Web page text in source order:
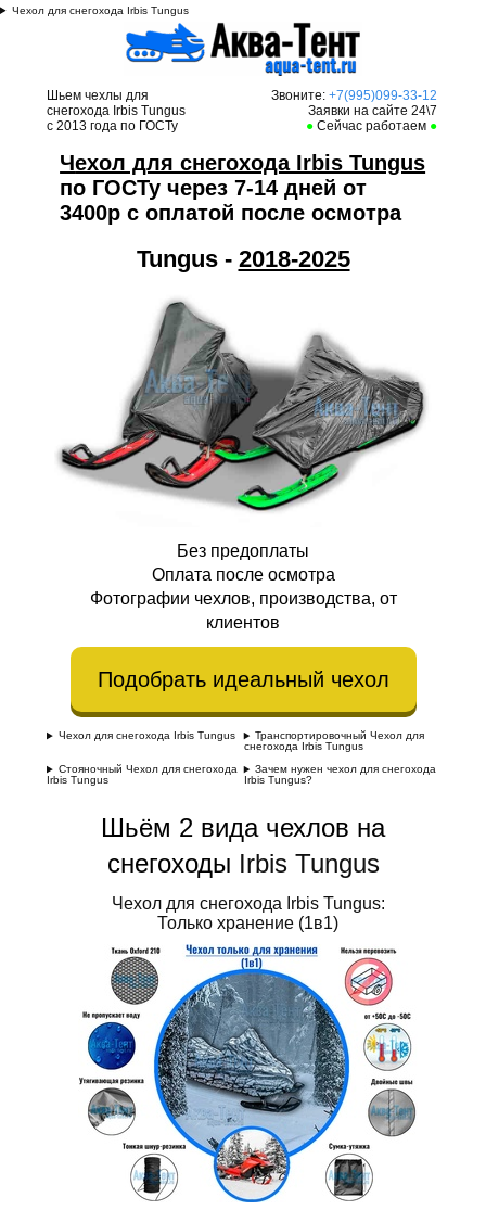
Чехол для снегохода Irbis Tungus
Шьем чехлы для
снегохода Irbis Tungus
с 2013 года по ГОСТу
Звоните:+7(995)099-33-12
Заявки на сайте 24\7
● Сейчас работаем ●
Чехол для снегохода Irbis Tungus
по ГОСТу через 7-14 дней от
3400р с оплатой после осмотра
Tungus - 2018-2025
Без предоплаты
Оплата после осмотра
Фотографии чехлов, производства, от
клиентов
Подобрать идеальный чехол
Чехол для снегохода Irbis Tungus
Транспортировочный Чехол для
снегохода Irbis Tungus
Стояночный Чехол для снегохода
Irbis Tungus
Зачем нужен чехол для снегохода
Irbis Tungus?
Шьём 2 вида чехлов на
снегоходы Irbis Tungus
Чехол для снегохода Irbis Tungus:
Только хранение (1в1)